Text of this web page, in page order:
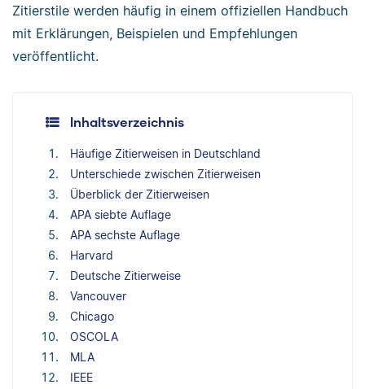
Zitierstile werden häufig in einem offiziellen Handbuch
mit Erklärungen, Beispielen und Empfehlungen
veröffentlicht.
Inhaltsverzeichnis
Häufige Zitierweisen in Deutschland
Unterschiede zwischen Zitierweisen
Überblick der Zitierweisen
APA siebte Auflage
APA sechste Auflage
Harvard
Deutsche Zitierweise
Vancouver
Chicago
OSCOLA
MLA
IEEE